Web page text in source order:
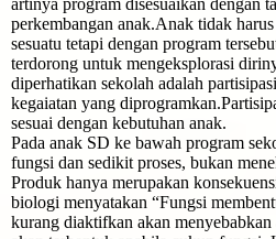
artinya program disesuaikan dengan
perkembangan anak.Anak tidak
sesuatu tetapi dengan program
terdorong untuk mengeksplorasi
diperhatikan sekolah adalah
kegaiatan yang
sesuai dengan kebutuhan anak.
Pada anak SD ke bawah program
fungsi dan sedikit proses, bukan
Produk hanya merupakan
biologi menyatakan “Fungsi
kurang diaktifkan akan